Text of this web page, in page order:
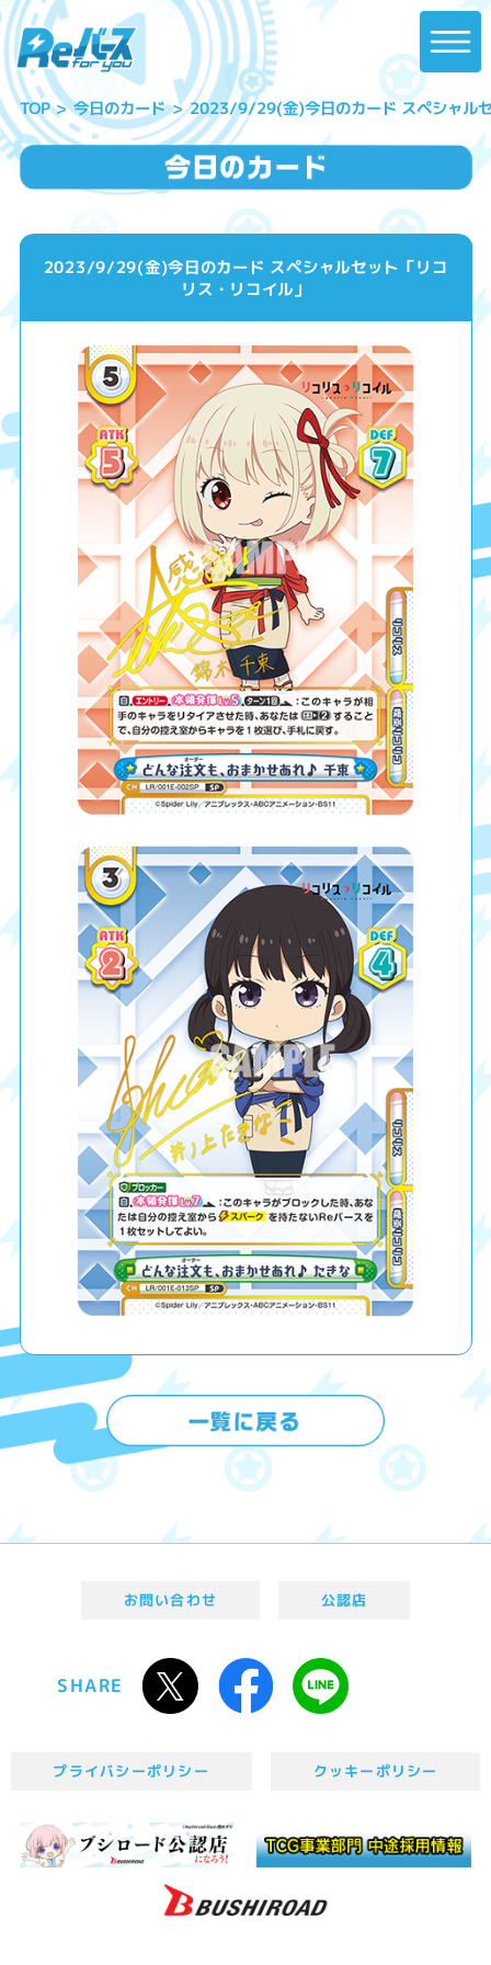
TOP 今日のカード 2023/9/29(金)今日のカード スペシャル
2023/9/29(金)今日のカード スペシャルセット「リコ
リス・リコイル」
お問い合わせ 公認店
SHARE
プライバシーポリシー クッキーポリシー